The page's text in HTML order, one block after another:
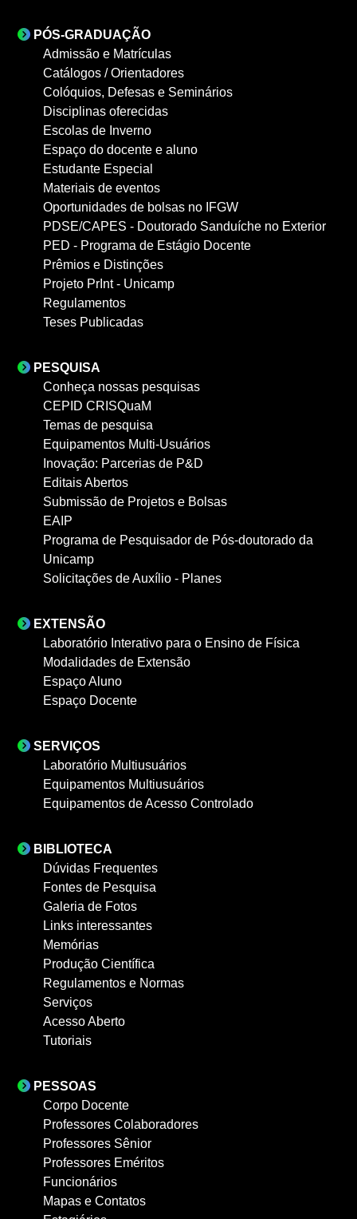
PÓS-GRADUAÇÃO
Admissão e Matrículas
Catálogos / Orientadores
Colóquios, Defesas e Seminários
Disciplinas oferecidas
Escolas de Inverno
Espaço do docente e aluno
Estudante Especial
Materiais de eventos
Oportunidades de bolsas no IFGW
PDSE/CAPES - Doutorado Sanduíche no Exterior
PED - Programa de Estágio Docente
Prêmios e Distinções
Projeto PrInt - Unicamp
Regulamentos
Teses Publicadas
PESQUISA
Conheça nossas pesquisas
CEPID CRISQuaM
Temas de pesquisa
Equipamentos Multi-Usuários
Inovação: Parcerias de P&D
Editais Abertos
Submissão de Projetos e Bolsas
EAIP
Programa de Pesquisador de Pós-doutorado da
Unicamp
Solicitações de Auxílio - Planes
EXTENSÃO
Laboratório Interativo para o Ensino de Física
Modalidades de Extensão
Espaço Aluno
Espaço Docente
SERVIÇOS
Laboratório Multiusuários
Equipamentos Multiusuários
Equipamentos de Acesso Controlado
BIBLIOTECA
Dúvidas Frequentes
Fontes de Pesquisa
Galeria de Fotos
Links interessantes
Memórias
Produção Científica
Regulamentos e Normas
Serviços
Acesso Aberto
Tutoriais
PESSOAS
Corpo Docente
Professores Colaboradores
Professores Sênior
Professores Eméritos
Funcionários
Mapas e Contatos